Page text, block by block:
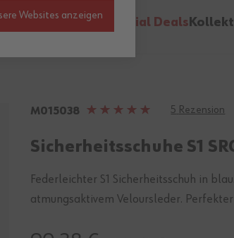
Zubehör Special Deals
M015038
Bewertung:
5 Rezension
Sicherheitsschuhe S1
Federleichter S1 Sicherheitsschuh in
atmungsaktivem Veloursleder.
Websites anzeigen